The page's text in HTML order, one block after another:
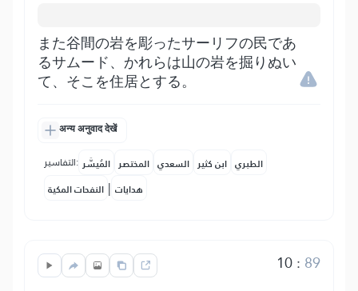
また谷間の岩を彫ったサーリフの民であ
るサムード、かれらは山の岩を掘りぬい
て、そこを住居とする。
अन्य अनुवाद देखें
التفاسير: المُيسَّر المختصر السعدي ابن كثير الطبري
النفحات المكية | هدايات
10: 89